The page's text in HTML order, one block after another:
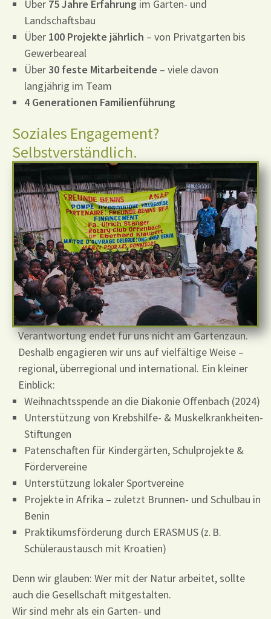
Über 75 Jahre Erfahrung im Garten- und
Landschaftsbau
Über 100 Projekte jährlich – von Privatgarten bis
Gewerbeareal
Über30 feste Mitarbeitende – viele davon
langjährig im Team
4 Generationen Familienführung
Soziales Engagement?
Selbstverständlich.
Verantwortung endet für uns nicht am Gartenzaun.
Deshalb engagieren wir uns auf vielfältige Weise –
regional, überregional und international. Ein kleiner
Einblick:
Weihnachtsspende an die Diakonie Offenbach (2024)
Unterstützung von Krebshilfe- & Muskelkrankheiten-
Stiftungen
Patenschaften für Kindergärten, Schulprojekte &
Fördervereine
Unterstützung lokaler Sportvereine
Projekte in Afrika – zuletzt Brunnen- und Schulbau in
Benin
Praktikumsförderung durch ERASMUS (z. B.
Schüleraustausch mit Kroatien)
Denn wir glauben: Wer mit der Natur arbeitet, sollte
auch die Gesellschaft mitgestalten.
Wir sind mehr als ein Garten- und